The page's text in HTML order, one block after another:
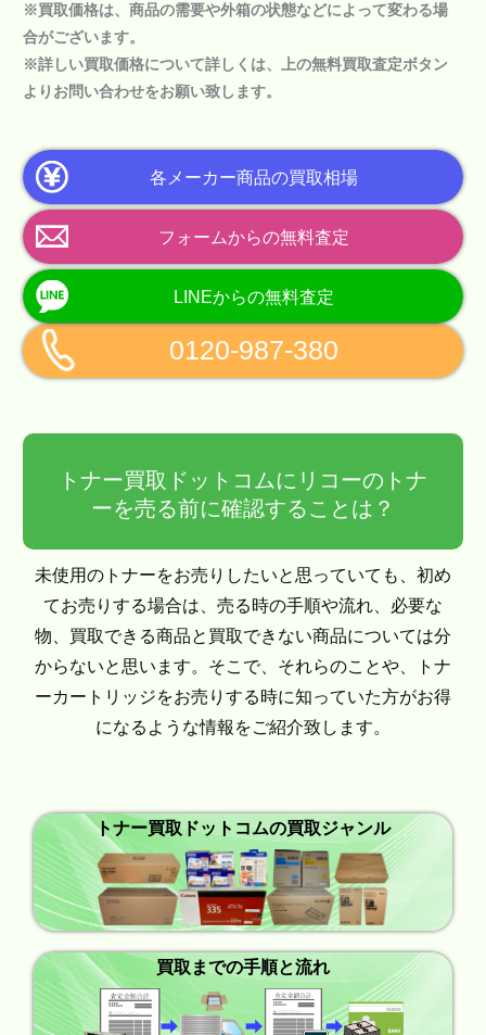
※買取価格は、商品の需要や外箱の状態などによって変わる場
合がございます。
※詳しい買取価格について詳しくは、上の無料買取査定ボタン
よりお問い合わせをお願い致します。
各メーカー商品の買取相場
フォームからの無料査定
LINEからの無料査定
0120-987-380
トナー買取ドットコムにリコーのトナ
ーを売る前に確認することは？
未使用のトナーをお売りしたいと思っていても、初め
てお売りする場合は、売る時の手順や流れ、必要な
物、買取できる商品と買取できない商品については分
からないと思います。そこで、それらのことや、トナ
ーカートリッジをお売りする時に知っていた方がお得
になるような情報をご紹介致します。
トナー買取ドットコムの買取ジャンル
買取までの手順と流れ